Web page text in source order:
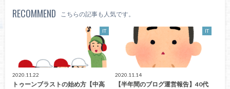
RECOMMEND こちらの記事も人気です。
IT
2020.11.22
トゥーンブラストの始め方【中高
IT
2020.11.14
【半年間のブログ運営報告】40代